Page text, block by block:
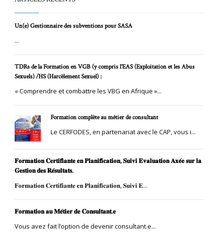
Un(e) Gestionnaire des subventions pour SASA
...
TDRs de la Formation en VGB (y compris l’EAS (Exploitation et les Abus
Sexuels) /HS (Harcèlement Sexuel) :
« Comprendre et combattre les VBG en Afrique »...
Formation complète au métier de consultant
Le CERFODES, en partenariat avec le CAP, vous i...
𝐅𝐨𝐫𝐦𝐚𝐭𝐢𝐨𝐧 𝐂𝐞𝐫𝐭𝐢𝐟𝐢𝐚𝐧𝐭𝐞 𝐞𝐧 𝐏𝐥𝐚𝐧𝐢𝐟𝐢𝐜𝐚𝐭𝐢𝐨𝐧, 𝐒𝐮𝐢𝐯𝐢 𝐄𝐯𝐚𝐥𝐮𝐚𝐭𝐢𝐨𝐧 𝐀𝐱𝐞́𝐞 𝐬𝐮𝐫 𝐥𝐚
𝐆𝐞𝐬𝐭𝐢𝐨𝐧 𝐝𝐞𝐬 𝐑𝐞́𝐬𝐮𝐥𝐭𝐚𝐭𝐬.
𝐅𝐨𝐫𝐦𝐚𝐭𝐢𝐨𝐧 𝐂𝐞𝐫𝐭𝐢𝐟𝐢𝐚𝐧𝐭𝐞 𝐞𝐧 𝐏𝐥𝐚𝐧𝐢𝐟𝐢𝐜𝐚𝐭𝐢𝐨𝐧, 𝐒𝐮𝐢𝐯𝐢 𝐄...
𝐅𝐨𝐫𝐦𝐚𝐭𝐢𝐨𝐧 𝐚𝐮 𝐌𝐞́𝐭𝐢𝐞𝐫 𝐝𝐞 𝐂𝐨𝐧𝐬𝐮𝐥𝐭𝐚𝐧𝐭.𝐞
Vous avez fait l’option de devenir consultant.e...